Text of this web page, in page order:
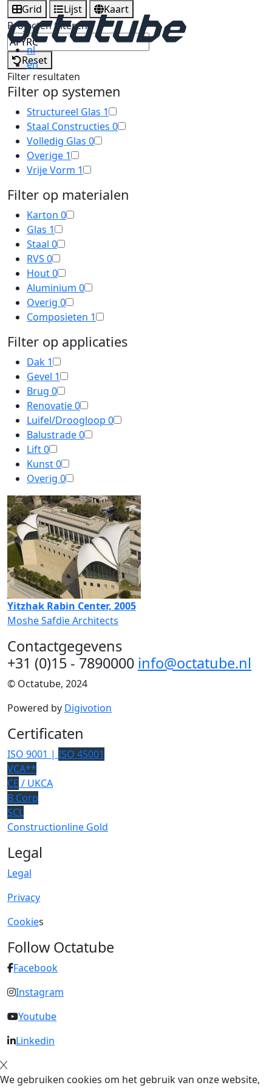
nl
en
Grid Lijst
Kaart
Projecten filteren
Reset
Filter resultaten
Filter op systemen
Structureel Glas 1
Staal Constructies 0
Volledig Glas 0
Overige 1
Vrije Vorm 1
Filter op materialen
Karton 0
Glas 1
Staal 0
RVS 0
Hout0
Aluminium 0
Overig 0
Composieten 1
Filter op applicaties
Dak 1
Gevel 1
Brug 0
Renovatie0
Luifel/Droogloop 0
Balustrade0
Lift0
Kunst0
Overig 0
Yitzhak Rabin Center, 2005
Moshe Safdie Architects
Contactgegevens
+31 (0)15 - 7890000 info@octatube.nl
© Octatube, 2024
Powered by Digivotion
Certificaten
ISO 9001 | ISO 45001
VCA**
CE / UKCA
B Corp
SCL
Constructionline Gold
Legal
Legal
Privacy
Cookies
Follow Octatube
Facebook
Instagram
Youtube
Linkedin
We gebruiken cookies om het gebruik van onze website,